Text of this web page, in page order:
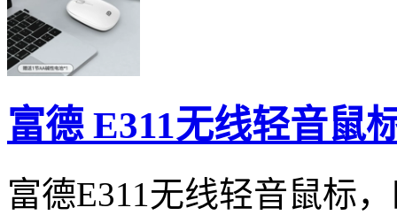
富德 E311无线轻音鼠
富德E311无线轻音鼠标